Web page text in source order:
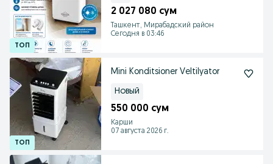
2 027 080 сум
Ташкент, Мирабадский район
Сегодня в 03:46
Mini Konditsioner Veltilyator
Новый
550 000 сум
Карши
07 августа 2026 г.